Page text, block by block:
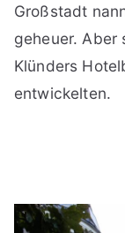
Großstadt
geheuer. Aber
Klünders
entwickelten.